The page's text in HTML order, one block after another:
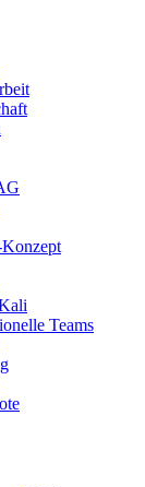
Teams